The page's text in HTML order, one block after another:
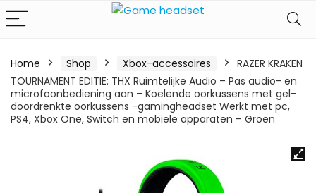
Home Shop Xbox-accessoires
RAZER KRAKEN
TOURNAMENT EDITIE: THX Ruimtelijke Audio – Pas audio- en
microfoonbediening aan – Koelende oorkussens met gel-
doordrenkte oorkussens -gamingheadset Werkt met pc,
PS4, Xbox One, Switch en mobiele apparaten – Groen